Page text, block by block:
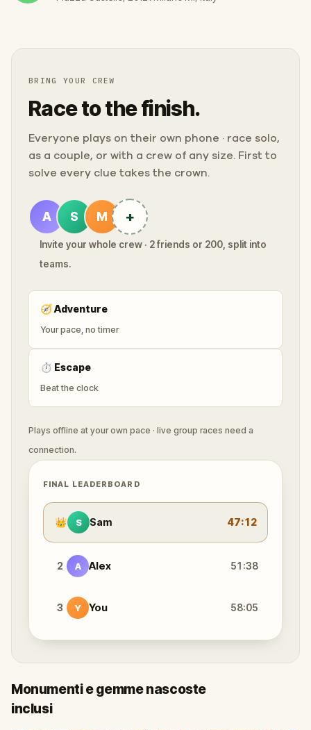
BRING YOUR CREW
Race to the finish.
Everyone plays on their own phone · race solo,
as a couple, or with a crew of any size. First to
solve every clue takes the crown.
A S M +
Invite your whole crew · 2 friends or 200, split into
teams.
🧭Adventure
Your pace, no timer
⏱ Escape
Beat the clock
Plays offline at your own pace · live group races need a
connection.
FINAL LEADERBOARD
👑 S Sam 47:12
2 A Alex 51:38
3 Y You 58:05
Monumenti e gemme nascoste
inclusi